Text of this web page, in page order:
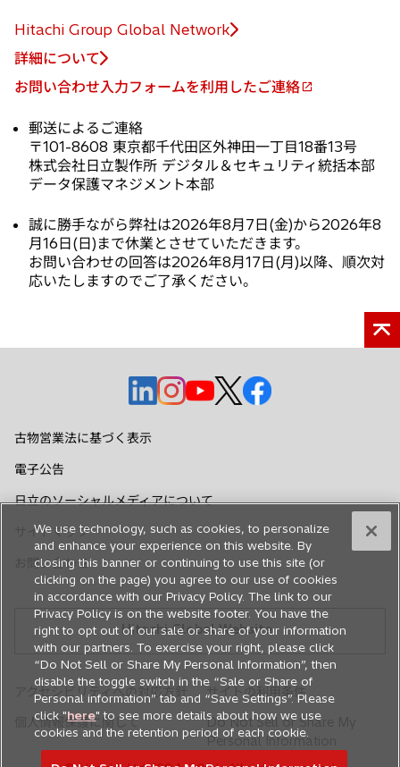
Hitachi Group Global Network
詳細について
お問い合わせ入力フォームを利用したご連絡
新
開
郵送によるご連絡
〒101-8608 東京都千代田区外神田一丁目18番13号
株式会社日立製作所 デジタル＆セキュリティ統括本部
データ保護マネジメント本部
誠に勝手ながら弊社は2026年8月7日(金)から2026年8
月16日(日)まで休業とさせていただきます。
お問い合わせの回答は2026年8月17日(月)以降、順次対
応いたしますのでご了承ください。
新
し
で
く
新
で
く
新
し
く
新
し
く
新
く
古物営業法に基づく表示
電子公告
日立のソーシャルメディアについて
サイトマップ
お問い合わせ
Hitachi Global Website
アクセシビリティへの対応方針
サイトの利用条件
個人情報保護に関して
Do Not Sell or Share My
Personal Information
We use technology, such as cookies, to personalize
and enhance your experience on this website. By
closing this banner or continuing to use this site (or
clicking on the page) you agree to our use of cookies
in accordance with our Privacy Policy. The link to our
Privacy Policy is on the website footer. You have the
right to opt out of our sale or share of your information
with our partners. To exercise your right, please click
“Do Not Sell or Share My Personal Information”, then
disable the toggle switch in the “Sale or Share of
Personal information” tab and “Save Settings”. Please
click "here" to see more details about how we use
cookies and the retention period of each cookie.